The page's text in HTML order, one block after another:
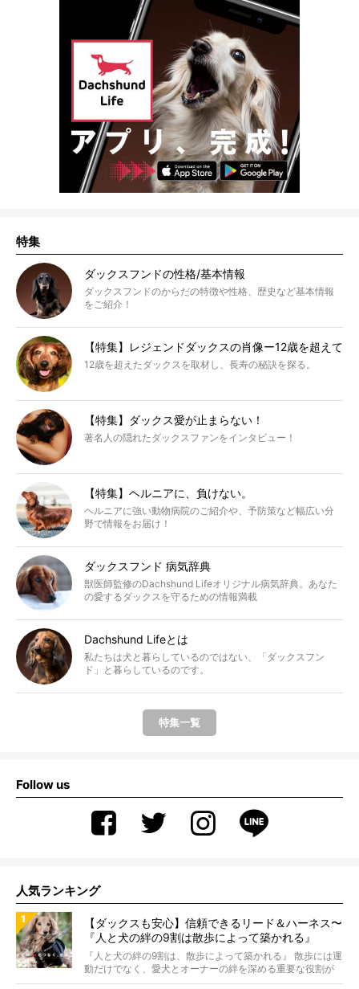
特集
ダックスフンドの性格/基本情報
ダックスフンドのからだの特徴や性格、歴史など基本情報
をご紹介！
【特集】レジェンドダックスの肖像ー12歳を超えて
12歳を超えたダックスを取材し、長寿の秘訣を探る。
【特集】ダックス愛が止まらない！
著名人の隠れたダックスファンをインタビュー！
【特集】ヘルニアに、負けない。
ヘルニアに強い動物病院のご紹介や、予防策など幅広い分
野で情報をお届け！
ダックスフンド 病気辞典
獣医師監修のDachshund Lifeオリジナル病気辞典。あなた
の愛するダックスを守るための情報満載
Dachshund Lifeとは
私たちは犬と暮らしているのではない、「ダックスフン
ド」と暮らしているのです。
特集一覧
Follow us
人気ランキング
【ダックスも安心】信頼できるリード＆ハーネス〜
『人と犬の絆の9割は散歩によって築かれる』
WOLFGANG MAN＆BEAST〜
『人と犬の絆の9割は、散歩によって築かれる』 散歩には運
動だけでなく、愛犬とオーナーの絆を深める重要な役割が
あ...